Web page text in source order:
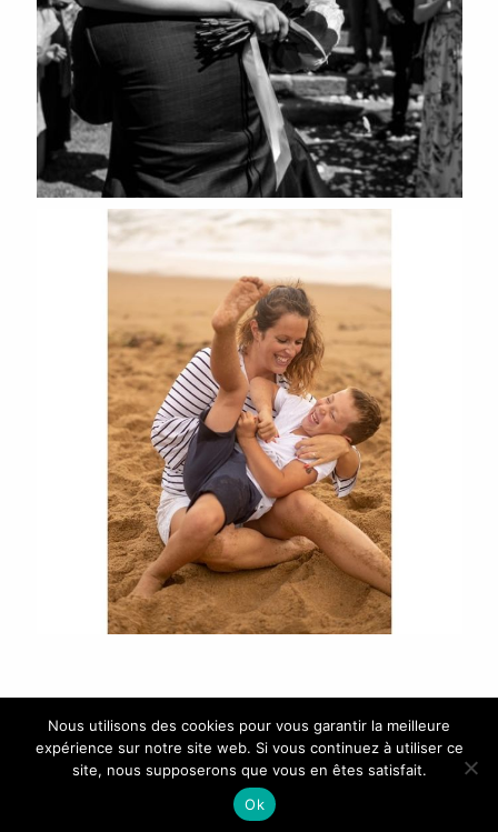
AGATHE F. PHOTOGRAPHIE - Photographe mariage et
lifestyle - Loire-Atlantique / Vendée - SIRET 825370042
Nous utilisons des cookies pour vous garantir la meilleure
expérience sur notre site web. Si vous continuez à utiliser ce
site, nous supposerons que vous en êtes satisfait.
Ok